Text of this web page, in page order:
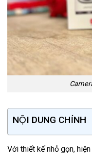
NỘI DUNG CHÍNH
Với thiết kế nhỏ gọn,